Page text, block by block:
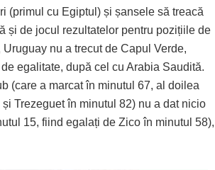
(primul cu Egiptul) și șansele să treacă
și de jocul rezultatelor pentru pozițiile de
nu a trecut de Capul Verde,
egalitate, după cel cu Arabia Saudită.
(care a marcat în minutul 67, al doilea
Trezeguet în minutul 82) nu a dat nicio
15, fiind egalați de Zico în minutul 58),